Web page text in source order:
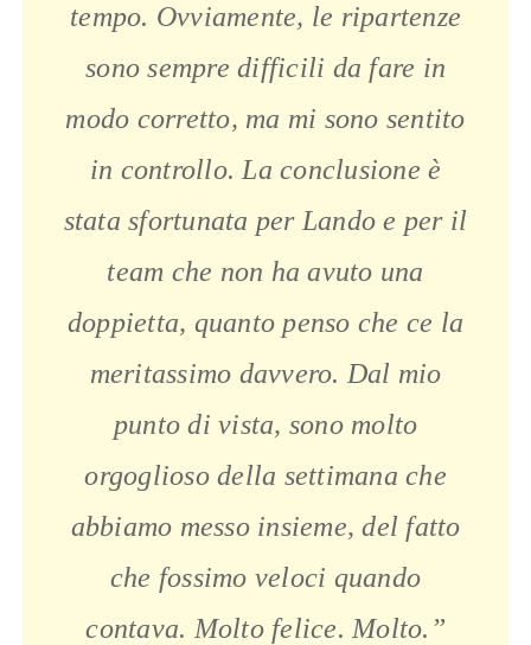
tempo. Ovviamente, le ripartenze
sono sempre difficili da fare in
modo corretto, ma mi sono sentito
in controllo. La conclusione è
stata sfortunata per Lando e per il
team che non ha avuto una
doppietta, quanto penso che ce la
meritassimo davvero. Dal mio
punto di vista, sono molto
orgoglioso della settimana che
abbiamo messo insieme, del fatto
che fossimo veloci quando
contava. Molto felice. Molto.”